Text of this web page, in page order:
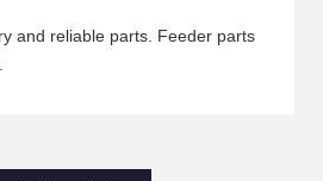
and reliable parts. Feeder parts